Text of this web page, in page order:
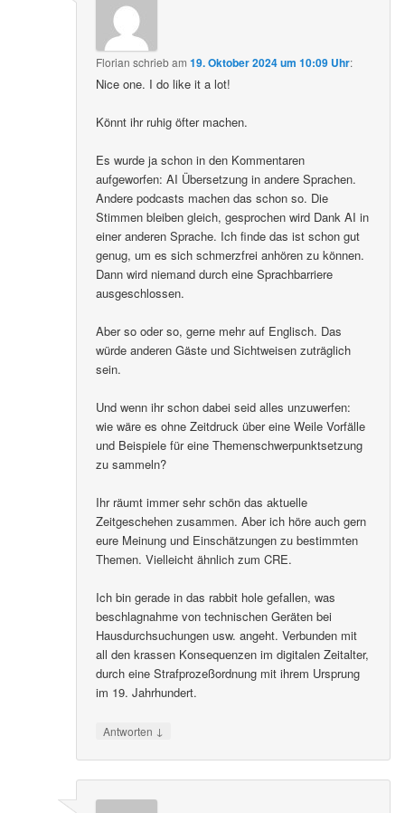
Florian schriebam19. Oktober 2024 um 10:09 Uhr:
Nice one. I do like it a lot!
Könnt ihr ruhig öfter machen.
Es wurde ja schon in den Kommentaren
aufgeworfen: AI Übersetzung in andere Sprachen.
Andere podcasts machen das schon so. Die
Stimmen bleiben gleich, gesprochen wird Dank AI in
einer anderen Sprache. Ich finde das ist schon gut
genug, um es sich schmerzfrei anhören zu können.
Dann wird niemand durch eine Sprachbarriere
ausgeschlossen.
Aber so oder so, gerne mehr auf Englisch. Das
würde anderen Gäste und Sichtweisen zuträglich
sein.
Und wenn ihr schon dabei seid alles unzuwerfen:
wie wäre es ohne Zeitdruck über eine Weile Vorfälle
und Beispiele für eine Themenschwerpunktsetzung
zu sammeln?
Ihr räumt immer sehr schön das aktuelle
Zeitgeschehen zusammen. Aber ich höre auch gern
eure Meinung und Einschätzungen zu bestimmten
Themen. Vielleicht ähnlich zum CRE.
Ich bin gerade in das rabbit hole gefallen, was
beschlagnahme von technischen Geräten bei
Hausdurchsuchungen usw. angeht. Verbunden mit
all den krassen Konsequenzen im digitalen Zeitalter,
durch eine Strafprozeßordnung mit ihrem Ursprung
im 19. Jahrhundert.
Antworten ↓